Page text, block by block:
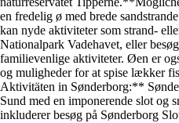
en fredelig ø med brede
kan nyde aktiviteter som strand-
Nationalpark Vadehavet, eller
familievenlige aktiviteter. Øen er
og muligheder for at spise lækker
Aktivitäten in Sønderborg:**
Sund med en imponerende slot og
inkluderer besøg på Sønderborg